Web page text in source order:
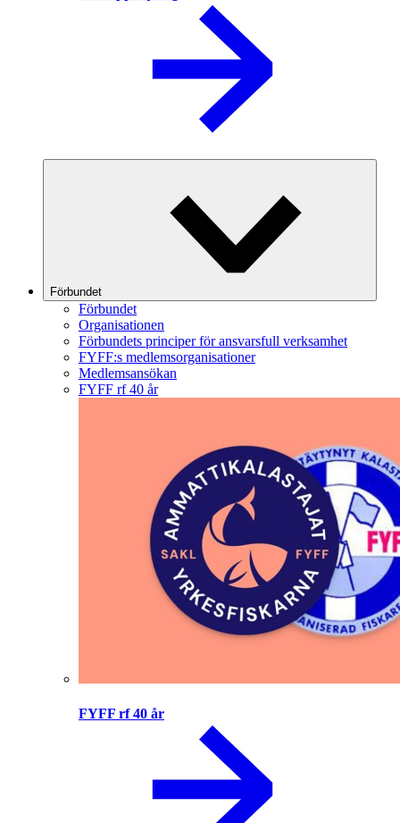
Förbundet
Förbundet
Organisationen
Förbundets principer för ansvarsfull verksamhet
FYFF:s medlemsorganisationer
Medlemsansökan
FYFF rf 40 år
FYFF rf 40 år